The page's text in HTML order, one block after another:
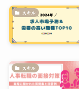
スキル
スキル